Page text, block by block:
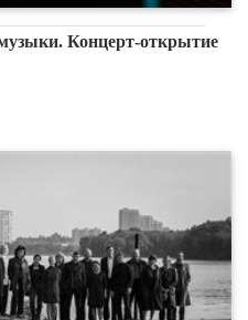
Концерт-открытие